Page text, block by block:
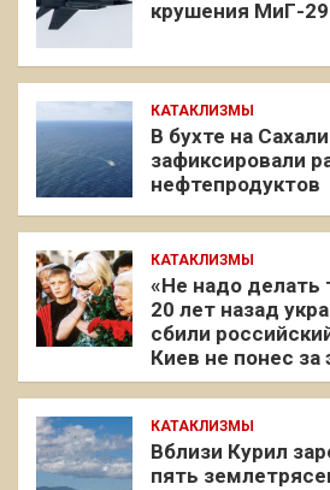
крушения МиГ-
КАТАКЛИЗМЫ
В бухте на
зафиксировали
нефтепродуктов
КАТАКЛИЗМЫ
«Не надо делать
20 лет назад
сбили
Киев не понес за
КАТАКЛИЗМЫ
Вблизи Курил
пять